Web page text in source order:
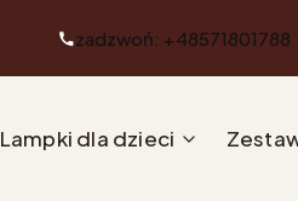
zadzwoń: +48571801788
Lampki dla dzieci